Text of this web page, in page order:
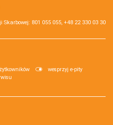
801 055 055, +48 22 330 03 30
wesprzyj e-pity